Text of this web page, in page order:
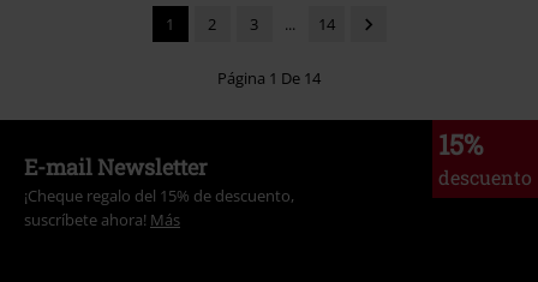
1 2 3 ... 14
Página 1 De 14
15%
descuento
E-mail Newsletter
¡Cheque regalo del 15% de descuento,
suscríbete ahora! Más